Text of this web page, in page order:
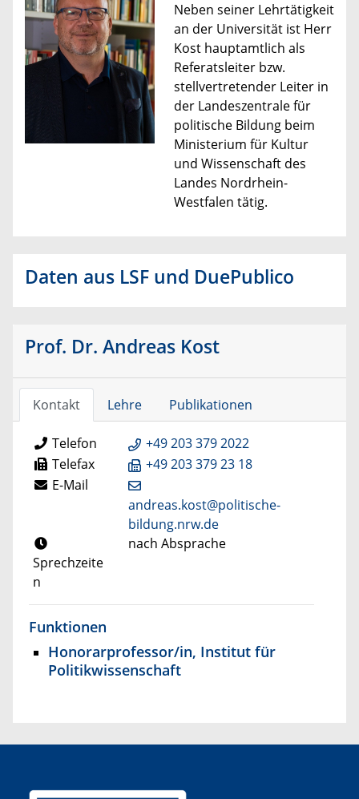
Neben seiner Lehrtätigkeit
an der Universität ist Herr
Kost hauptamtlich als
Referatsleiter bzw.
stellvertretender Leiter in
der Landeszentrale für
politische Bildung beim
Ministerium für Kultur
und Wissenschaft des
Landes Nordrhein-
Westfalen tätig.
Daten aus LSF und DuePublico
Prof. Dr. Andreas Kost
Kontakt Lehre Publikationen
Telefon
+49 203 379 2022
Telefax
+49 203 379 23 18
E-Mail
andreas.kost@politische-
bildung.nrw.de
Sprechzeite
n
nach Absprache
Funktionen
Honorarprofessor/in, Institut für
Politikwissenschaft